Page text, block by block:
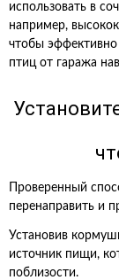
использовать в
например,
чтобы
птиц от гаража
Проверенный
перенаправить и
Установив
источник пищи,
поблизости.